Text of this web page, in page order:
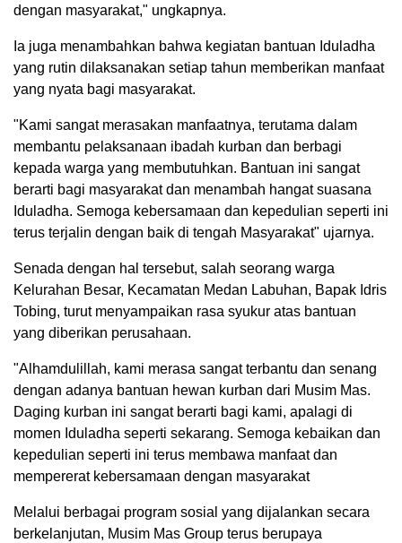
dengan masyarakat," ungkapnya.
Ia juga menambahkan bahwa kegiatan bantuan Iduladha
yang rutin dilaksanakan setiap tahun memberikan manfaat
yang nyata bagi masyarakat.
"Kami sangat merasakan manfaatnya, terutama dalam
membantu pelaksanaan ibadah kurban dan berbagi
kepada warga yang membutuhkan. Bantuan ini sangat
berarti bagi masyarakat dan menambah hangat suasana
Iduladha. Semoga kebersamaan dan kepedulian seperti ini
terus terjalin dengan baik di tengah Masyarakat" ujarnya.
Senada dengan hal tersebut, salah seorang warga
Kelurahan Besar, Kecamatan Medan Labuhan, Bapak Idris
Tobing, turut menyampaikan rasa syukur atas bantuan
yang diberikan perusahaan.
"Alhamdulillah, kami merasa sangat terbantu dan senang
dengan adanya bantuan hewan kurban dari Musim Mas.
Daging kurban ini sangat berarti bagi kami, apalagi di
momen Iduladha seperti sekarang. Semoga kebaikan dan
kepedulian seperti ini terus membawa manfaat dan
mempererat kebersamaan dengan masyarakat
Melalui berbagai program sosial yang dijalankan secara
berkelanjutan, Musim Mas Group terus berupaya